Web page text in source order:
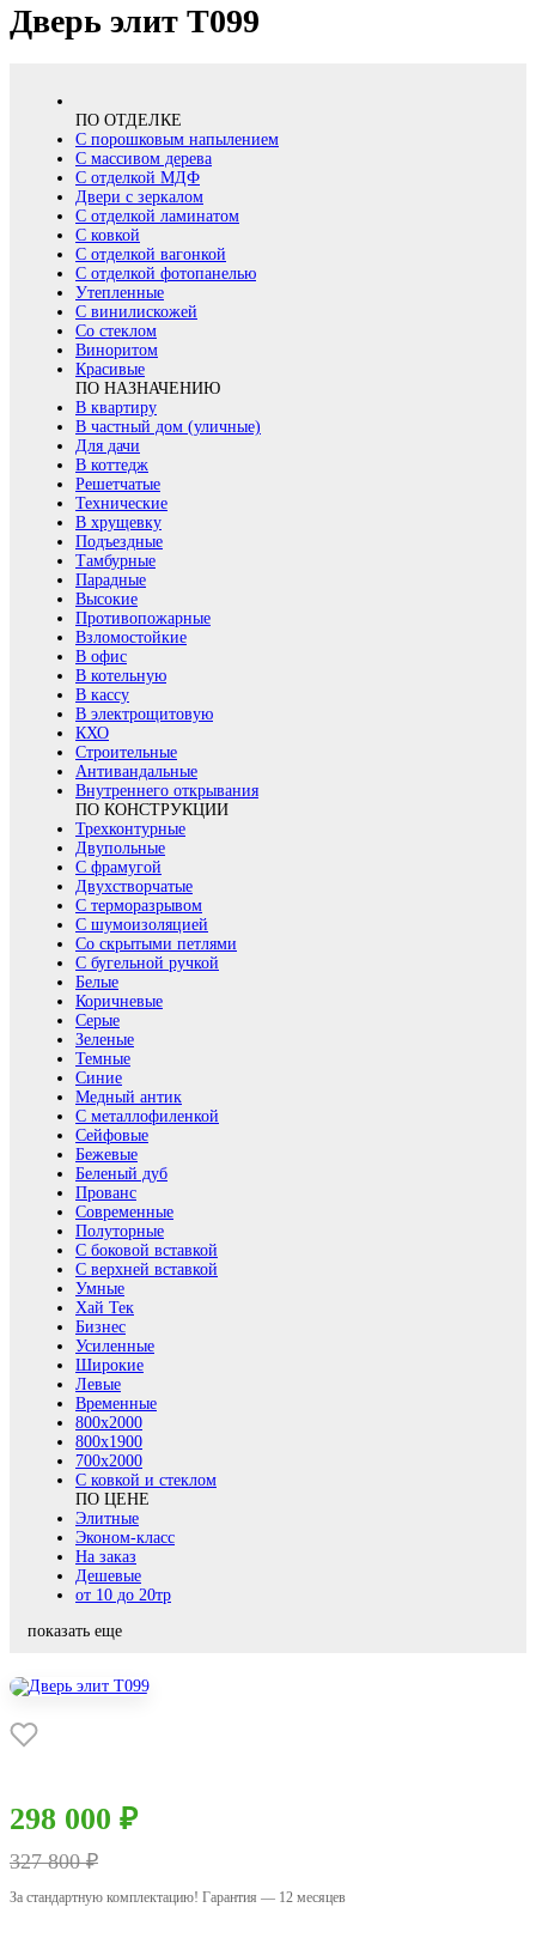
Дверь элит Т099
ПО ОТДЕЛКЕ
С порошковым напылением
С массивом дерева
С отделкой МДФ
Двери с зеркалом
С отделкой ламинатом
С ковкой
С отделкой вагонкой
С отделкой фотопанелью
Утепленные
С винилискожей
Со стеклом
Виноритом
Красивые
ПО НАЗНАЧЕНИЮ
В квартиру
В частный дом (уличные)
Для дачи
В коттедж
Решетчатые
Технические
В хрущевку
Подъездные
Тамбурные
Парадные
Высокие
Противопожарные
Взломостойкие
В офис
В котельную
В кассу
В электрощитовую
КХО
Строительные
Антивандальные
Внутреннего открывания
ПО КОНСТРУКЦИИ
Трехконтурные
Двупольные
С фрамугой
Двухстворчатые
С терморазрывом
С шумоизоляцией
Со скрытыми петлями
С бугельной ручкой
Белые
Коричневые
Серые
Зеленые
Темные
Синие
Медный антик
С металлофиленкой
Сейфовые
Бежевые
Беленый дуб
Прованс
Современные
Полуторные
С боковой вставкой
С верхней вставкой
Умные
Хай Тек
Бизнес
Усиленные
Широкие
Левые
Временные
800х2000
800x1900
700x2000
С ковкой и стеклом
ПО ЦЕНЕ
Элитные
Эконом-класс
На заказ
Дешевые
от 10 до 20тр
показать еще
298 000 ₽
327 800 ₽
За стандартную комплектацию! Гарантия — 12 месяцев